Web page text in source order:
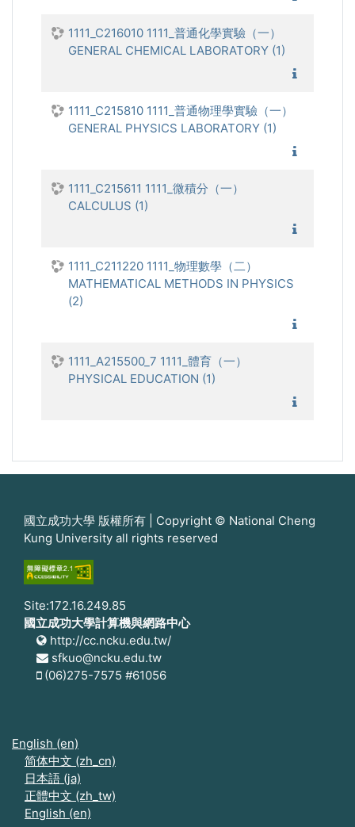
1111_C216010 1111_普通化學實驗（一）
GENERAL CHEMICAL LABORATORY (1)
1111_C215810 1111_普通物理學實驗（一）
GENERAL PHYSICS LABORATORY (1)
1111_C215611 1111_微積分（一）
CALCULUS (1)
1111_C211220 1111_物理數學（二）
MATHEMATICAL METHODS IN PHYSICS
(2)
1111_A215500_7 1111_體育（一）
PHYSICAL EDUCATION (1)
國立成功大學 版權所有 | Copyright © National Cheng
Kung University all rights reserved
Site:172.16.249.85
國立成功大學計算機與網路中心
http://cc.ncku.edu.tw/
sfkuo@ncku.edu.tw
(06)275-7575 #61056
English ‎(en)‎
简体中文 ‎(zh_cn)‎
日本語 ‎(ja)‎
正體中文 ‎(zh_tw)‎
English ‎(en)‎